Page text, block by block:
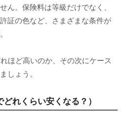
ん。保険料は等級だけでなく、
証の色など、さまざまな条件が
ほど高いのか、その次にケース
しょう。
れくらい安くなる？）